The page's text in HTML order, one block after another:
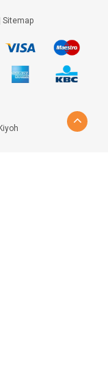
Sitemap